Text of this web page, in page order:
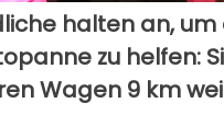
halten an, um
zu helfen:
Wagen 9 km